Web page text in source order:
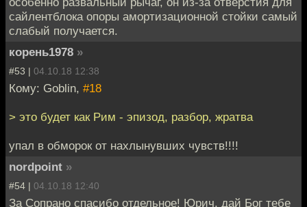
сайлентблока опоры амортизационной стойки самый
слабый получается.
корень1978 »
#53 | 04.10.18 12:38
Кому: Goblin, #18
> это будет как Рим - эпизод, разбор, жратва
упал в обморок от нахлынувших чувств!!!!
nordpoint »
#54 | 04.10.18 12:40
За Сопрано спасибо отдельное! Юрич, дай Бог тебе